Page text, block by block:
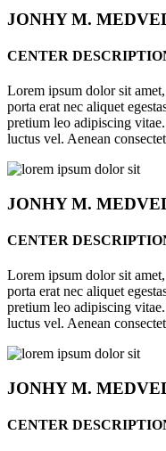
JONHYM.
CENTER
Lorem ipsum dolor sit
porta erat nec aliquet
pretium leo adipiscing
luctus vel. Aenean
JONHYM.
CENTER
Lorem ipsum dolor sit
porta erat nec aliquet
pretium leo adipiscing
luctus vel. Aenean
JONHYM.
CENTER